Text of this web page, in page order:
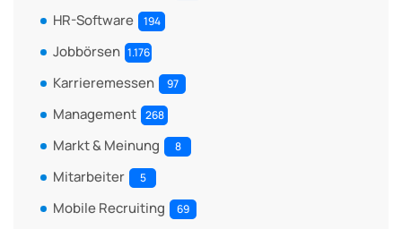
HR-Software 194
Jobbörsen 1.176
Karrieremessen 97
Management 268
Markt & Meinung 8
Mitarbeiter 5
Mobile Recruiting 69